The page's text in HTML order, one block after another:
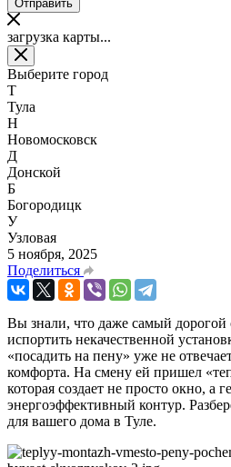
загрузка карты...
Выберите город
Т
Тула
Н
Новомосковск
Д
Донской
Б
Богородицк
У
Узловая
5 ноября, 2025
Поделиться
Вы знали, что даже самый дорогой
испортить некачественной
«посадить на пену» уже не
комфорта. На смену ей пришел
которая создает не просто окно, а
энергоэффективный контур.
для вашего дома в Туле.